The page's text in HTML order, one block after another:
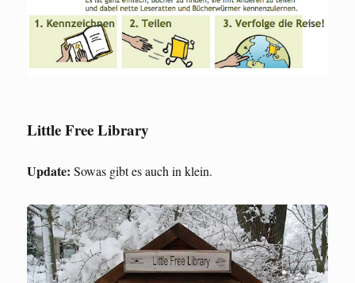
Little Free Library
Update: Sowas gibt es auch in klein.